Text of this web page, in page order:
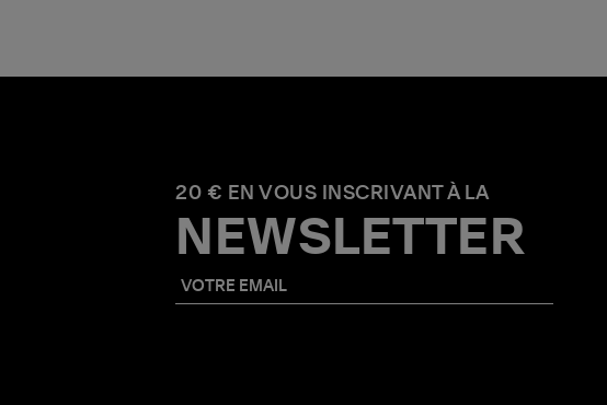
20 € EN VOUS INSCRIVANT À LA
NEWSLETTER